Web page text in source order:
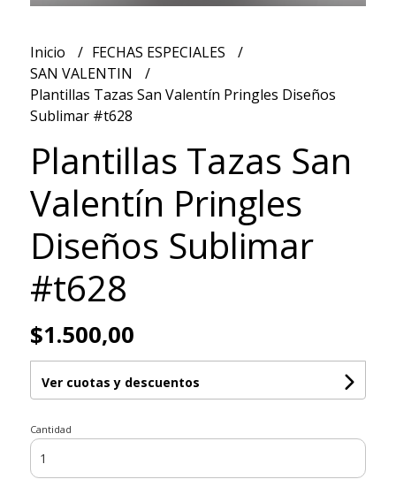
Inicio
FECHAS ESPECIALES
SAN VALENTIN
Plantillas Tazas San Valentín Pringles Diseños
Sublimar #t628
Plantillas Tazas San
Valentín Pringles
Diseños Sublimar
#t628
$1.500,00
Ver cuotas y descuentos
Cantidad